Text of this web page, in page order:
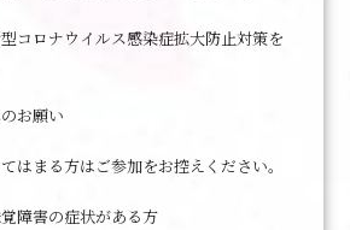
コロナウイルス感染症拡大防止対策を
お願い
まる方はご参加をお控えください。
障害の症状がある方